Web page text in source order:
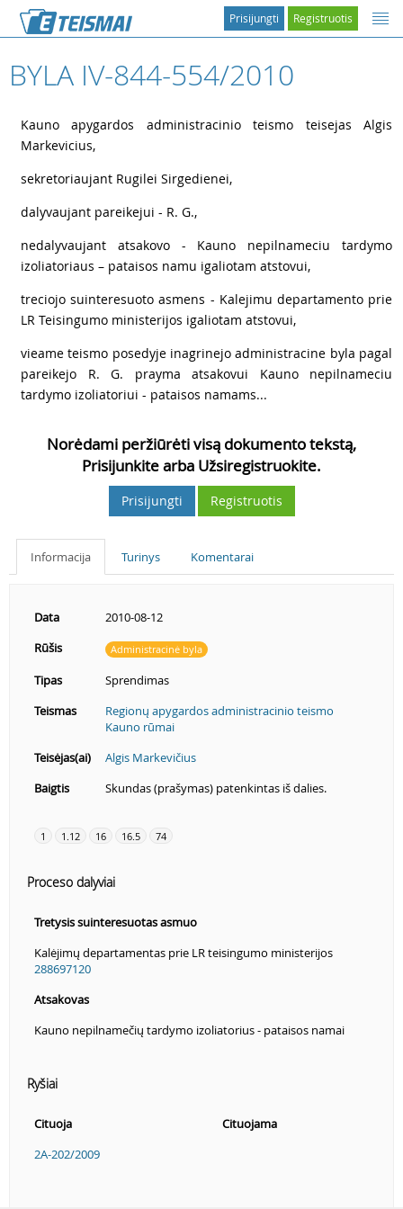
Registruotis
Prisijungti
BYLA IV-844-554/2010
Kauno apygardos administracinio teismo teisejas Algis
Markevicius,
sekretoriaujant Rugilei Sirgedienei,
dalyvaujant pareikejui - R. G.,
nedalyvaujant atsakovo - Kauno nepilnameciu tardymo
izoliatoriaus – pataisos namu igaliotam atstovui,
treciojo suinteresuoto asmens - Kalejimu departamento prie
LR Teisingumo ministerijos igaliotam atstovui,
vieame teismo posedyje inagrinejo administracine byla pagal
pareikejo R. G. prayma atsakovui Kauno nepilnameciu
tardymo izoliatoriui - pataisos namams...
Norėdami peržiūrėti visą dokumento tekstą,
Prisijunkite arba Užsiregistruokite.
Prisijungti Registruotis
Informacija Turinys Komentarai
Data
2010-08-12
Rūšis
Administracinė byla
Tipas
Sprendimas
Teismas
Regionų apygardos administracinio teismo
Kauno rūmai
Teisėjas(ai)
Algis Markevičius
Baigtis
Skundas (prašymas) patenkintas iš dalies.
1 1.12 16 16.5 74
Proceso dalyviai
Tretysis suinteresuotas asmuo
Kalėjimų departamentas prie LR teisingumo ministerijos
288697120
Atsakovas
Kauno nepilnamečių tardymo izoliatorius - pataisos namai
Ryšiai
Cituoja
Cituojama
2A-202/2009